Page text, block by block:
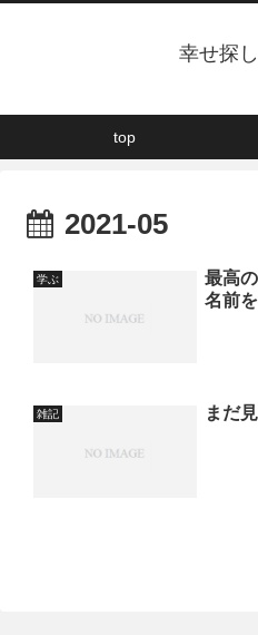
幸せ探
top
2021-05
学ぶ
最高
名前
雑記 まだ